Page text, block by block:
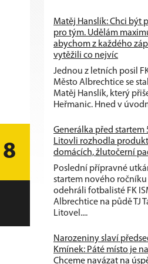
Matěj Hanslík: Chci být
pro tým. Udělám
abychom z každého
vytěžili co nejvíc
Jednou z letních posil
Město Albrechtice se
Matěj Hanslík, který
Heřmanic. Hned v
Generálka před startem
Litovli rozhodla
domácích, žlutočerní
Poslední přípravné
startem nového ročníku
odehráli fotbalisté FK
Albrechtice na půdě TJ
Litovel....
Narozeniny slaví
Kmínek: Páté místo je
Chceme navázat na